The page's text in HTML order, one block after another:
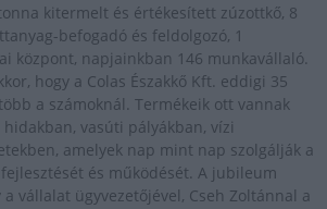
kitermelt és értékesített zúzottkő, 8
befogadó és feldolgozó, 1
központ, napjainkban 146 munkavállaló.
hogy a Colas Északkő Kft. eddigi 35
a számoknál. Termékeik ott vannak
vasúti pályákban, vízi
amelyek nap mint nap szolgálják a
és működését. A jubileum
vállalat ügyvezetőjével, Cseh Zoltánnal a